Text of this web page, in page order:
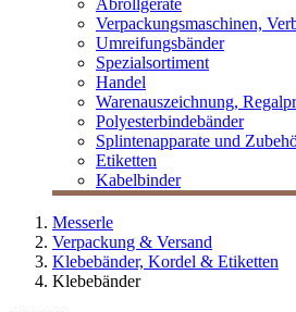
Abrollgeräte
Verpackungsmaschinen,
Umreifungsbänder
Spezialsortiment
Handel
Warenauszeichnung,
Polyesterbindebänder
Splintenapparate und
Etiketten
Kabelbinder
Messerle
Verpackung & Versand
Klebebänder, Kordel & Etiketten
Klebebänder